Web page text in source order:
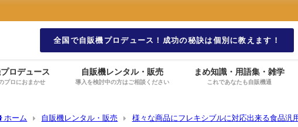
全国で自販機プロデュース！成功の秘訣は個別に教えます！
ロデュース
プロにおまかせ
自販機レンタル・販売
導入を検討中の方はご相談ください
まめ知識・用語集・雑学
これであなたも自販機通
ホーム 自販機レンタル・販売 様々な商品にフレキシブルに対応出来る食品汎